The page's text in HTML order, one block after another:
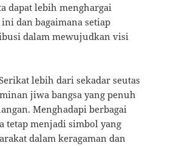
dapat lebih menghargai
dan bagaimana setiap
dalam mewujudkan visi
lebih dari sekadar seutas
jiwa bangsa yang penuh
Menghadapi berbagai
tetap menjadi simbol yang
dalam keragaman dan